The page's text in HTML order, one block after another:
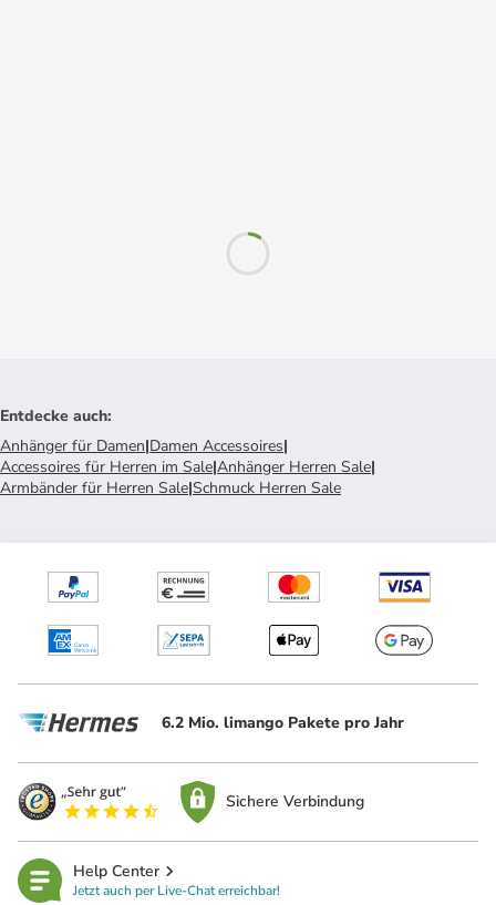
Entdecke auch:
Anhänger für Damen|Damen Accessoires|
Accessoires für Herren im Sale|Anhänger Herren Sale|
Armbänder für Herren Sale|Schmuck Herren Sale
6.2 Mio. limango Pakete pro Jahr
Sichere Verbindung
Help Center
Jetzt auch per Live-Chat erreichbar!